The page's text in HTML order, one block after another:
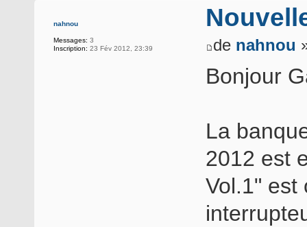
nahnou
Messages: 3
Inscription: 23 Fév 2012, 23:39 de nahnou
Bonjour
La
2012 est
Vol.1" est